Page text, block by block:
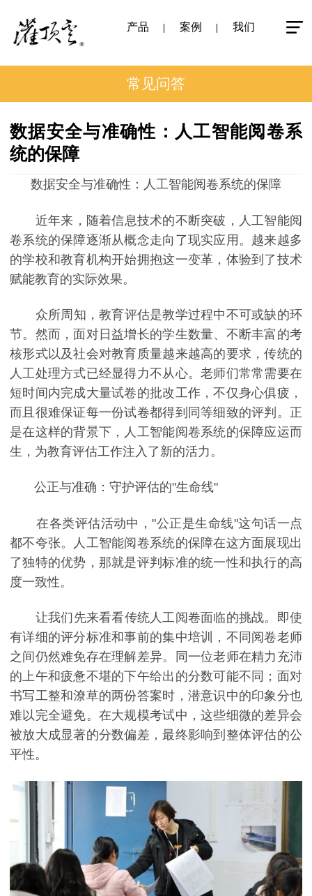
产品 案例 我们
常见问答
数据安全与准确性：人工智能阅卷系
统的保障
数据安全与准确性：人工智能阅卷系统的保障
近年来，随着信息技术的不断突破，人工智能阅
卷系统的保障逐渐从概念走向了现实应用。越来越多
的学校和教育机构开始拥抱这一变革，体验到了技术
赋能教育的实际效果。
众所周知，教育评估是教学过程中不可或缺的环
节。然而，面对日益增长的学生数量、不断丰富的考
核形式以及社会对教育质量越来越高的要求，传统的
人工处理方式已经显得力不从心。老师们常常需要在
短时间内完成大量试卷的批改工作，不仅身心俱疲，
而且很难保证每一份试卷都得到同等细致的评判。正
是在这样的背景下，人工智能阅卷系统的保障应运而
生，为教育评估工作注入了新的活力。
公正与准确：守护评估的"生命线"
在各类评估活动中，"公正是生命线"这句话一点
都不夸张。人工智能阅卷系统的保障在这方面展现出
了独特的优势，那就是评判标准的统一性和执行的高
度一致性。
让我们先来看看传统人工阅卷面临的挑战。即使
有详细的评分标准和事前的集中培训，不同阅卷老师
之间仍然难免存在理解差异。同一位老师在精力充沛
的上午和疲惫不堪的下午给出的分数可能不同；面对
书写工整和潦草的两份答案时，潜意识中的印象分也
难以完全避免。在大规模考试中，这些细微的差异会
被放大成显著的分数偏差，最终影响到整体评估的公
平性。